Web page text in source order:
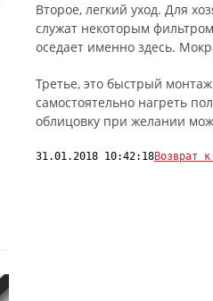
Второе, легкий уход. Для
служат некоторым
оседает именно здесь.
Третье, это быстрый
самостоятельно нагреть
облицовку при желании
31.01.2018 10:42:18Возврат